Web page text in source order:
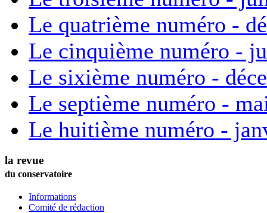
Le quatrième numéro -
Le cinquième numéro -
Le sixième numéro -
Le septième numéro -
Le huitième numéro -
la revue
du conservatoire
Informations
Comité de rédaction